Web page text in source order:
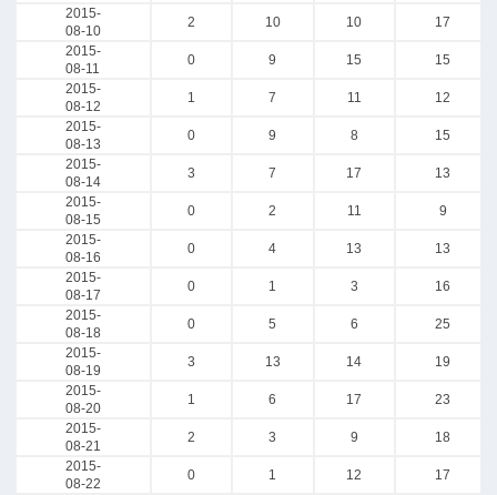
2015-
08-10
2 10 10
17
2015-
08-11
0 9 15
15
2015-
08-12
1 7 11
12
2015-
08-13
0 9 8
15
2015-
08-14
3 7 17
13
2015-
08-15
0 2 11
9
2015-
08-16
0 4 13
13
2015-
08-17
0 1 3
16
2015-
08-18
0 5 6
25
2015-
08-19
3 13 14
19
2015-
08-20
1 6 17
23
2015-
08-21
2 3 9
18
2015-
08-22
0 1 12
17